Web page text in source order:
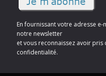
En fournissant votre adresse
notre newsletter
et vous reconnaissez avoir
confidentialité.